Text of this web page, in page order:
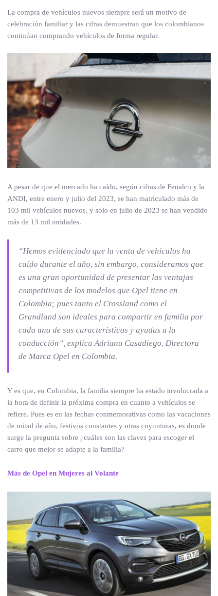
La compra de vehículos nuevos siempre será un motivo de
celebración familiar y las cifras demuestran que los colombianos
continúan comprando vehículos de forma regular.
A pesar de que el mercado ha caído, según cifras de Fenalco y la
ANDI, entre enero y julio del 2023, se han matriculado más de
103 mil vehículos nuevos, y solo en julio de 2023 se han vendido
más de 13 mil unidades.
“Hemos evidenciado que la venta de vehículos ha
caído durante el año, sin embargo, consideramos que
es una gran oportunidad de presentar las ventajas
competitivas de los modelos que Opel tiene en
Colombia; pues tanto el Crossland como el
Grandland son ideales para compartir en familia por
cada una de sus características y ayudas a la
conducción”, explica Adriana Casadiego, Directora
de Marca Opel en Colombia.
Y es que, en Colombia, la familia siempre ha estado involucrada a
la hora de definir la próxima compra en cuanto a vehículos se
refiere. Pues es en las fechas conmemorativas como las vacaciones
de mitad de año, festivos constantes y otras coyunturas, es donde
surge la pregunta sobre ¿cuáles son las claves para escoger el
carro que mejor se adapte a la familia?
Más de Opel en Mujeres al Volante